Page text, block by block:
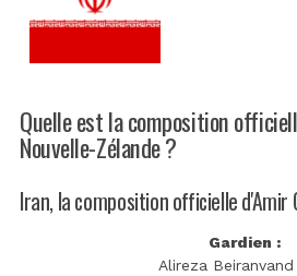
Quelle est la composition
Nouvelle-Zélande ?
Iran, la composition officielle d'Amir
Gardien :
Alireza Beiranvand